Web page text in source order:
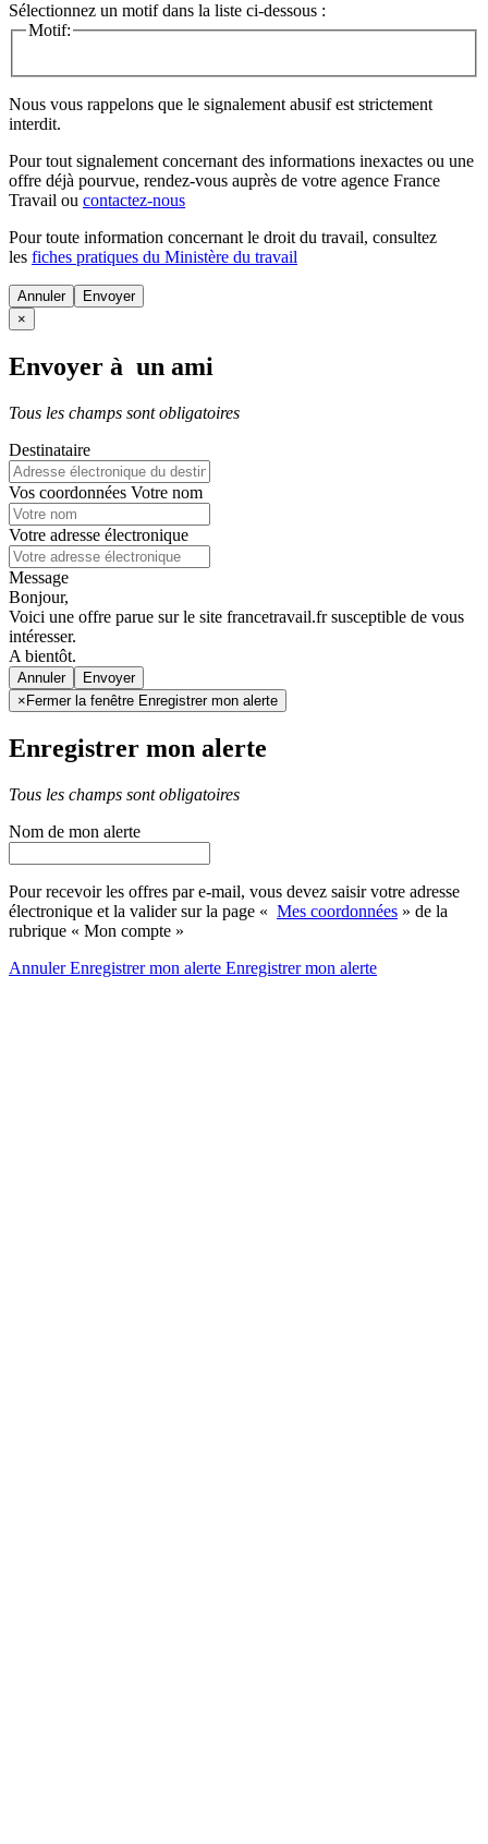
Sélectionnez un motif dans la liste ci-dessous :
Motif:
Nous vous rappelons que le signalement abusif est strictement
interdit.
Pour tout signalement concernant des informations inexactes ou une
offre déjà pourvue, rendez-vous auprès de votre agence France
Travail ou contactez-nous
Pour toute information concernant le droit du travail, consultez
les fiches pratiques du Ministère du travail
Annuler
×
Envoyer à un ami
Tous les champs sont obligatoires
Destinataire
Vos coordonnées Votre nom
Votre adresse électronique
Message
Bonjour,
Voici une offre parue sur le site francetravail.fr susceptible de vous
intéresser.
A bientôt.
Annuler
× Fermer la fenêtre Enregistrer mon alerte
Enregistrer mon alerte
Tous les champs sont obligatoires
Nom de mon alerte
Pour recevoir les offres par e-mail, vous devez saisir votre adresse
électronique et la valider sur la page « Mes coordonnées » de la
rubrique « Mon compte »
AnnulerEnregistrer mon alerte Enregistrermon alerte